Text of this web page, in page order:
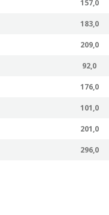
157,0
183,0
209,0
92,0
176,0
101,0
201,0
296,0